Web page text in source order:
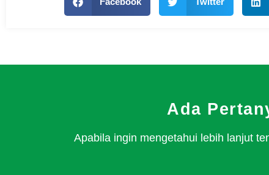
Ada
Apabila ingin mengetahui lebih lanjut